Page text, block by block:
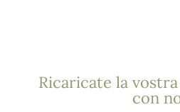
Ricaricate la
con